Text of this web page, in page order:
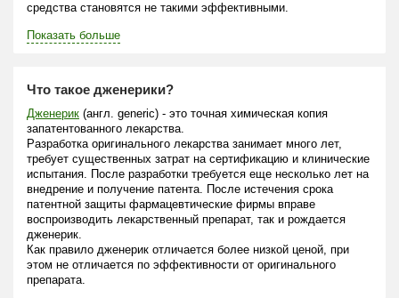
средства становятся не такими эффективными.
Показать больше
Что такое дженерики?
Дженерик (англ. generic) - это точная химическая копия
запатентованного лекарства.
Разработка оригинального лекарства занимает много лет,
требует существенных затрат на сертификацию и клинические
испытания. После разработки требуется еще несколько лет на
внедрение и получение патента. После истечения срока
патентной защиты фармацевтические фирмы вправе
воспроизводить лекарственный препарат, так и рождается
дженерик.
Как правило дженерик отличается более низкой ценой, при
этом не отличается по эффективности от оригинального
препарата.